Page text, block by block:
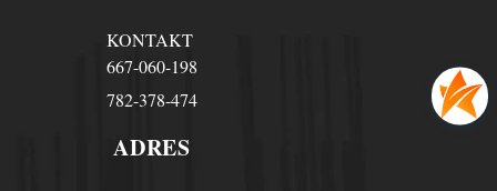
ADRES
KONTAKT
667-060-198
782-378-474